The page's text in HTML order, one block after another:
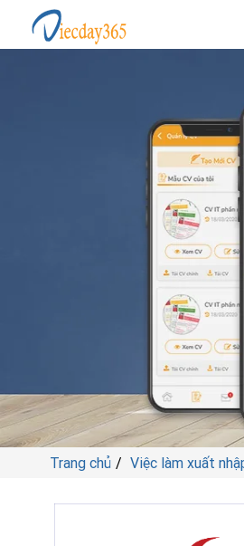
Trang chủ Việc làm xuất